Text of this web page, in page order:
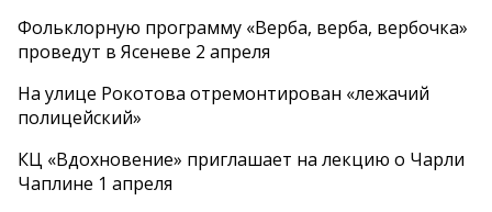
Фольклорную программу «Верба, верба, вербочка»
проведут в Ясеневе 2 апреля
На улице Рокотова отремонтирован «лежачий
полицейский»
КЦ «Вдохновение» приглашает на лекцию о Чарли
Чаплине 1 апреля